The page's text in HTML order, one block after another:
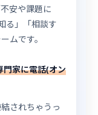
安や課題に
る」「相談す
ムです。
門家に電話(オン
されちゃうっ